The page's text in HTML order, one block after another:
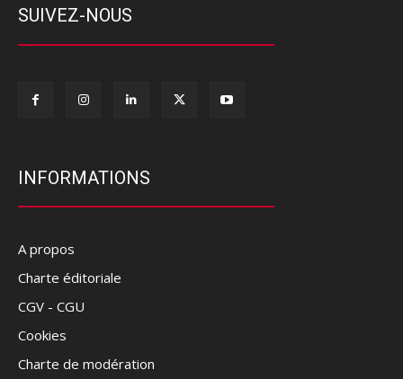
SUIVEZ-NOUS
INFORMATIONS
A propos
Charte éditoriale
CGV - CGU
Cookies
Charte de modération